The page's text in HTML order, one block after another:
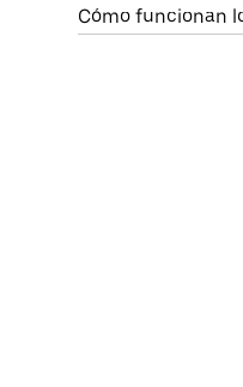
Cómo funcionan